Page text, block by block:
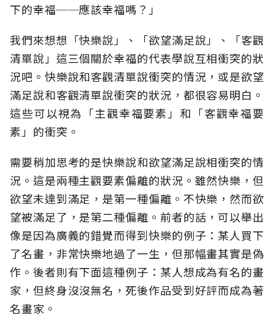
下的幸福──應該幸福嗎？」
我們來想想「快樂說」、「欲望滿足說」、「客觀
清單說」這三個關於幸福的代表學說互相衝突的狀
況吧。快樂說和客觀清單說衝突的情況，或是欲望
滿足說和客觀清單說衝突的狀況，都很容易明白。
這些可以視為「主觀幸福要素」和「客觀幸福要
素」的衝突。
需要稍加思考的是快樂說和欲望滿足說相衝突的情
況。這是兩種主觀要素偏離的狀況。雖然快樂，但
欲望未達到滿足，是第一種偏離。不快樂，然而欲
望被滿足了，是第二種偏離。前者的話，可以舉出
像是因為廣義的錯覺而得到快樂的例子：某人買下
了名畫，非常快樂地過了一生，但那幅畫其實是偽
作。後者則有下面這種例子：某人想成為有名的畫
家，但終身沒沒無名，死後作品受到好評而成為著
名畫家。